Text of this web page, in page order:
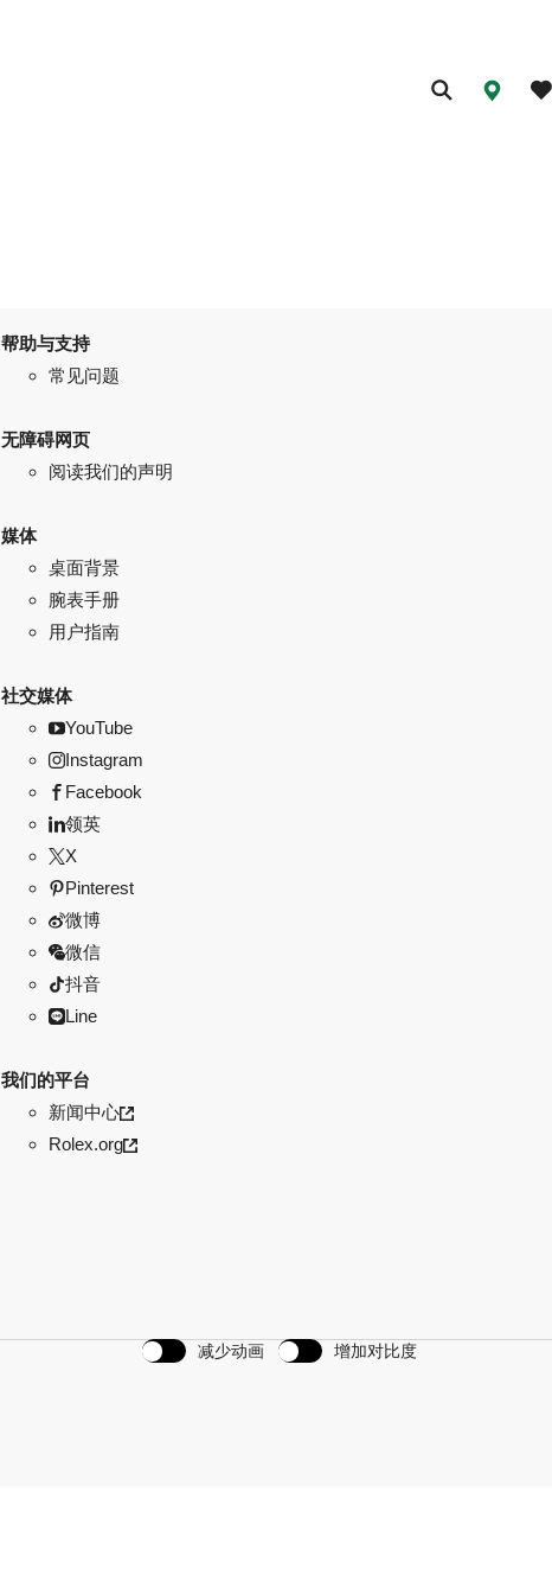
帮助与支持
常见问题
无障碍网页
阅读我们的声明
媒体
桌面背景
腕表手册
用户指南
社交媒体
YouTube
Instagram
Facebook
领英
X
Pinterest
微博
微信
抖音
Line
我们的平台
新闻中心
Rolex.org
减少动画 增加对比度